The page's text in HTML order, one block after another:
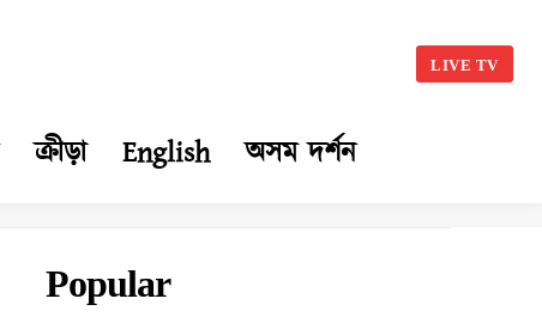
LIVE TV
ক্ৰীড়া English অসম দৰ্শন
Popular